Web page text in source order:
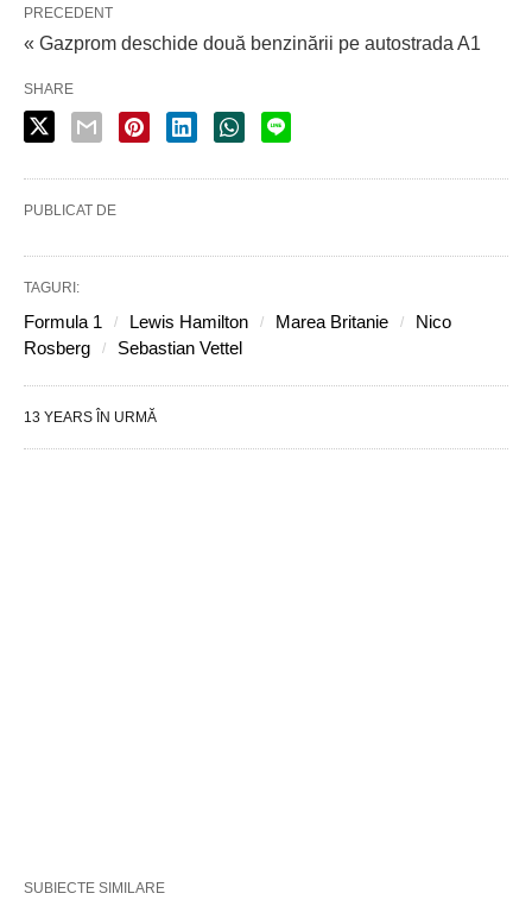
PRECEDENT
« Gazprom deschide două benzinării pe autostrada A1
SHARE
PUBLICAT DE
TAGURI:
Formula 1 Lewis Hamilton Marea Britanie
Nico
Rosberg
Sebastian Vettel
13 YEARS ÎN URMĂ
SUBIECTE SIMILARE